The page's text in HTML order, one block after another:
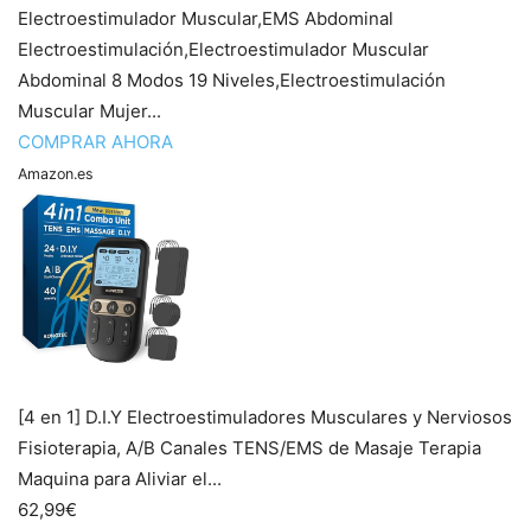
Electroestimulador Muscular,EMS Abdominal
Electroestimulación,Electroestimulador Muscular
Abdominal 8 Modos 19 Niveles,Electroestimulación
Muscular Mujer...
COMPRAR AHORA
Amazon.es
[4 en 1] D.I.Y Electroestimuladores Musculares y Nerviosos
Fisioterapia, A/B Canales TENS/EMS de Masaje Terapia
Maquina para Aliviar el...
62,99€